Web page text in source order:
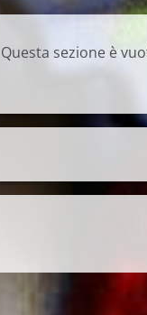
Questa sezione è